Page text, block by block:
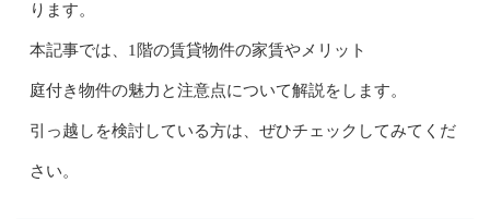
ります。
本記事では、1階の賃貸物件の家賃やメリット
庭付き物件の魅力と注意点について解説をします。
引っ越しを検討している方は、ぜひチェックしてみてくだ
さい。